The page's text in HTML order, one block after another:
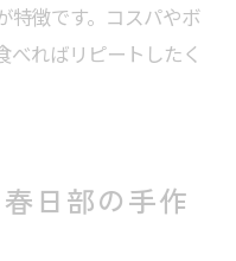
特徴です。コスパやボ
べればリピートしたく
日部の手作